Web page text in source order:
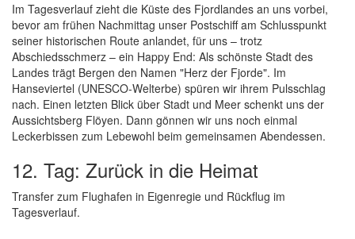
Im Tagesverlauf zieht die Küste des Fjordlandes an uns vorbei,
bevor am frühen Nachmittag unser Postschiff am Schlusspunkt
seiner historischen Route anlandet, für uns – trotz
Abschiedsschmerz – ein Happy End: Als schönste Stadt des
Landes trägt Bergen den Namen "Herz der Fjorde". Im
Hanseviertel (UNESCO-Welterbe) spüren wir ihrem Pulsschlag
nach. Einen letzten Blick über Stadt und Meer schenkt uns der
Aussichtsberg Flöyen. Dann gönnen wir uns noch einmal
Leckerbissen zum Lebewohl beim gemeinsamen Abendessen.
12. Tag: Zurück in die Heimat
Transfer zum Flughafen in Eigenregie und Rückflug im
Tagesverlauf.